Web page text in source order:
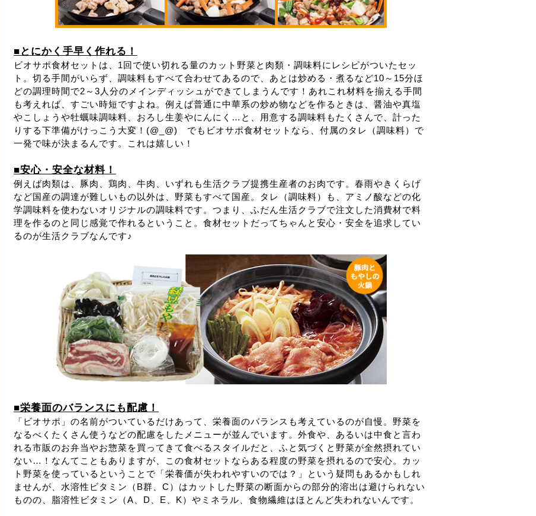
■とにかく手早く作れる！
ビオサポ食材セットは、1回で使い切れる量のカット野菜と肉類・調味料にレシピがついたセッ
ト。切る手間がいらず、調味料もすべて合わせてあるので、あとは炒める・煮るなど10～15分ほ
どの調理時間で2～3人分のメインディッシュができてしまうんです！あれこれ材料を揃える手間
も考えれば、すごい時短ですよね。例えば普通に中華系の炒め物などを作るときは、醤油や真塩
やこしょうや牡蠣味調味料、おろし生姜やにんにく…と、用意する調味料もたくさんで、計った
りする下準備がけっこう大変！(@_@) でもビオサポ食材セットなら、付属のタレ（調味料）で
一発で味が決まるんです。これは嬉しい！
■安心・安全な材料！
例えば肉類は、豚肉、鶏肉、牛肉、いずれも生活クラブ提携生産者のお肉です。春雨やきくらげ
など国産の調達が難しいもの以外は、野菜もすべて国産。タレ（調味料）も、アミノ酸などの化
学調味料を使わないオリジナルの調味料です。つまり、ふだん生活クラブで注文した消費材で料
理を作るのと同じ感覚で作れるということ。食材セットだってちゃんと安心・安全を追求してい
るのが生活クラブなんです♪
■栄養面のバランスにも配慮！
「ビオサポ」の名前がついているだけあって、栄養面のバランスも考えているのが自慢。野菜を
なるべくたくさん使うなどの配慮をしたメニューが並んでいます。外食や、あるいは中食と言わ
れる市販のお弁当やお惣菜を買ってきて食べるスタイルだと、ふと気づくと野菜が全然摂れてい
ない…！なんてこともありますが、この食材セットならある程度の野菜を摂れるので安心。カッ
ト野菜を使っているということで「栄養価が失われやすいのでは？」という疑問もあるかもしれ
ませんが、水溶性ビタミン（B群、C）はカットした野菜の断面からの部分的溶出は避けられない
ものの、脂溶性ビタミン（A、D、E、K）やミネラル、食物繊維はほとんど失われないんです。